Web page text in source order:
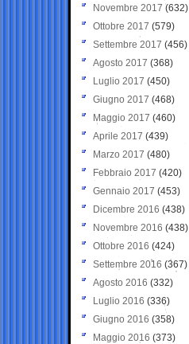
Novembre 2017 (632)
Ottobre 2017 (579)
Settembre 2017 (456)
Agosto 2017 (368)
Luglio 2017 (450)
Giugno 2017 (468)
Maggio 2017 (460)
Aprile 2017 (439)
Marzo 2017 (480)
Febbraio 2017 (420)
Gennaio 2017 (453)
Dicembre 2016 (438)
Novembre 2016 (438)
Ottobre 2016 (424)
Settembre 2016 (367)
Agosto 2016 (332)
Luglio 2016 (336)
Giugno 2016 (358)
Maggio 2016 (373)